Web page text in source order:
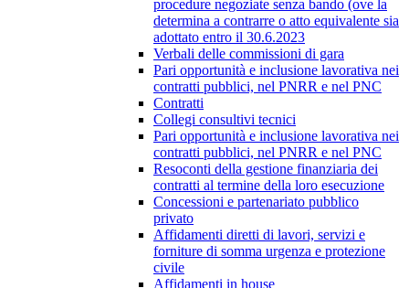
procedure negoziate senza bando (ove la
determina a contrarre o atto equivalente sia
adottato entro il 30.6.2023
Verbali delle commissioni di gara
Pari opportunità e inclusione lavorativa nei
contratti pubblici, nel PNRR e nel PNC
Contratti
Collegi consultivi tecnici
Pari opportunità e inclusione lavorativa nei
contratti pubblici, nel PNRR e nel PNC
Resoconti della gestione finanziaria dei
contratti al termine della loro esecuzione
Concessioni e partenariato pubblico
privato
Affidamenti diretti di lavori, servizi e
forniture di somma urgenza e protezione
civile
Affidamenti in house